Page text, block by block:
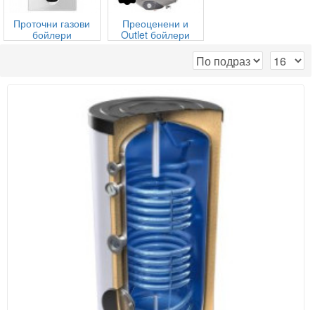
Проточни газови
бойлери
Преоценени и
Outlet бойлери